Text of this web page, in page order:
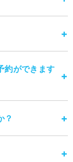
約ができます
？